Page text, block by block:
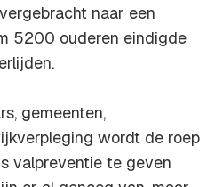
naar een
5200 ouderen eindigde
gemeenten,
wordt de roep
valpreventie te geven